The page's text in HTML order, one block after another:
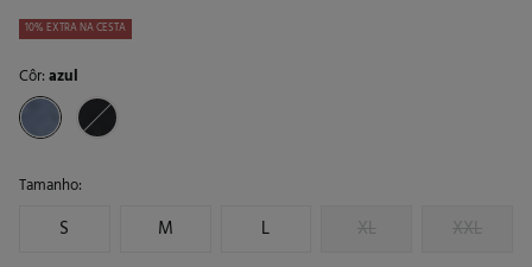
10% EXTRA NA CESTA
Côr:azul
Tamanho:
S M L XL XXL